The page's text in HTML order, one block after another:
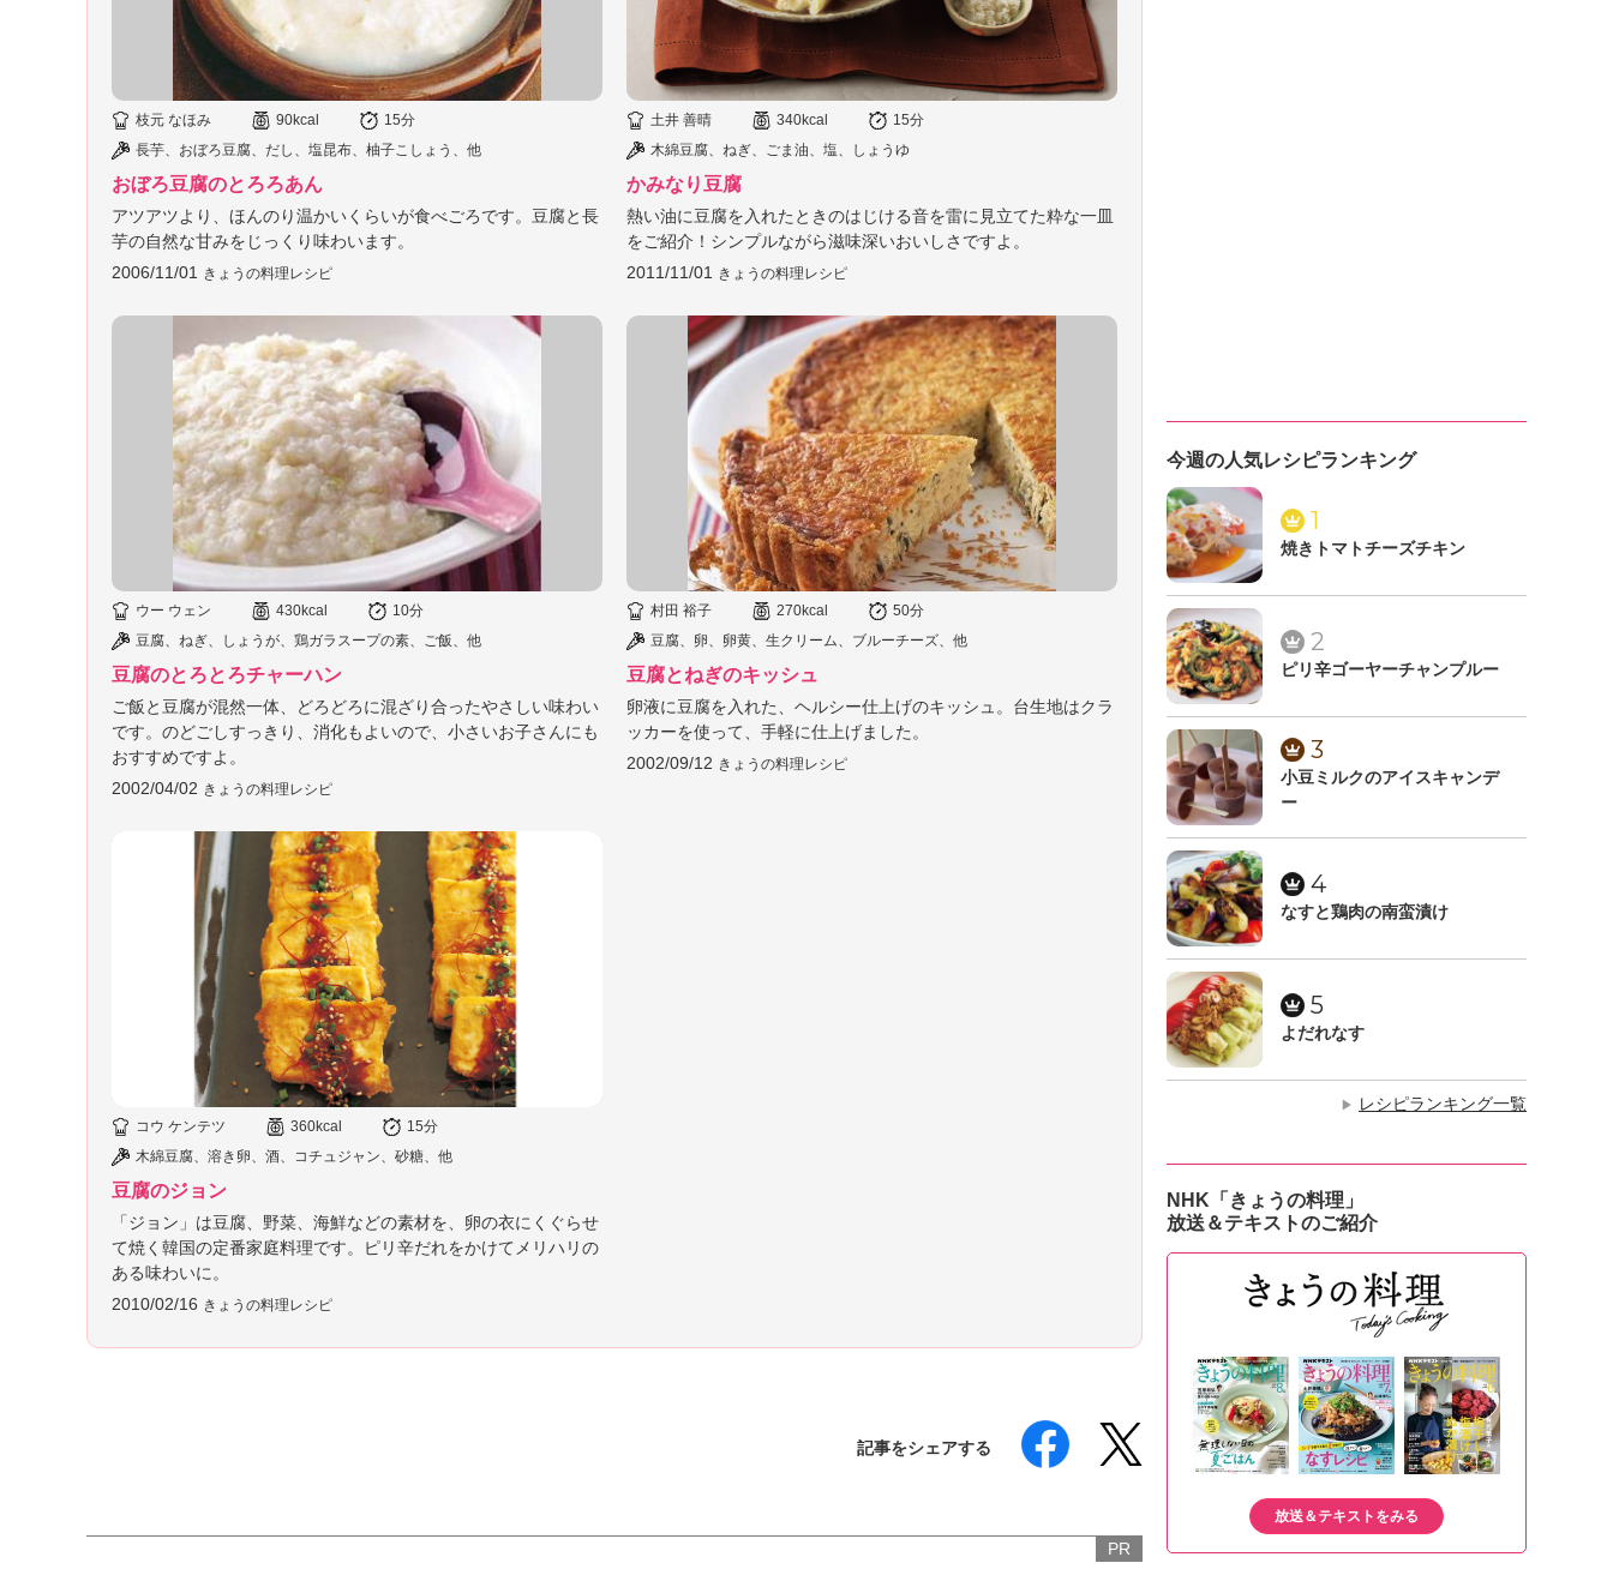
枝元 なほみ 90kcal
15分
長芋、おぼろ豆腐、だし、塩昆布、柚子こしょう、他
おぼろ豆腐のとろろあん
アツアツより、ほんのり温かいくらいが食べごろです。豆腐と長
芋の自然な甘みをじっくり味わいます。
2006/11/01
きょうの料理レシピ
土井 善晴 340kcal
15分
木綿豆腐、ねぎ、ごま油、塩、しょうゆ
かみなり豆腐
熱い油に豆腐を入れたときのはじける音を雷に見立てた粋な一皿
をご紹介！シンプルながら滋味深いおいしさですよ。
2011/11/01
きょうの料理レシピ
ウー ウェン 430kcal
10分
豆腐、ねぎ、しょうが、鶏ガラスープの素、ご飯、他
豆腐のとろとろチャーハン
ご飯と豆腐が混然一体、どろどろに混ざり合ったやさしい味わい
です。のどごしすっきり、消化もよいので、小さいお子さんにも
おすすめですよ。
2002/04/02 きょうの料理レシピ
村田 裕子 270kcal
50分
豆腐、卵、卵黄、生クリーム、ブルーチーズ、他
豆腐とねぎのキッシュ
卵液に豆腐を入れた、ヘルシー仕上げのキッシュ。台生地はクラ
ッカーを使って、手軽に仕上げました。
2002/09/12 きょうの料理レシピ
コウ ケンテツ 360kcal
15分
木綿豆腐、溶き卵、酒、コチュジャン、砂糖、他
豆腐のジョン
「ジョン」は豆腐、野菜、海鮮などの素材を、卵の衣にくぐらせ
て焼く韓国の定番家庭料理です。ピリ辛だれをかけてメリハリの
ある味わいに。
2010/02/16 きょうの料理レシピ
記事をシェアする
PR
今週の人気レシピランキング
1
焼きトマトチーズチキン
2
ピリ辛ゴーヤーチャンプルー
3
小豆ミルクのアイスキャンデ
ー
4
なすと鶏肉の南蛮漬け
5
よだれなす
▶ レシピランキング一覧
NHK「きょうの料理」
放送＆テキストのご紹介
放送＆テキストをみる